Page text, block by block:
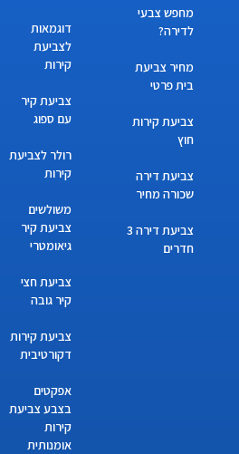
מחפש צבעי
לדירה?
מחיר צביעת
בית פרטי
צביעת קירות
חוץ
צביעת דירה
שכורה מחיר
צביעת דירה 3
חדרים
דוגמאות
לצביעת
קירות
צביעת קיר
עם ספוג
רולר לצביעת
קירות
משולשים
צביעת קיר
גיאומטרי
צביעת חצי
קיר גובה
צביעת קירות
דקורטיבית
אפקטים
בצבע צביעת
קירות
אומנותית